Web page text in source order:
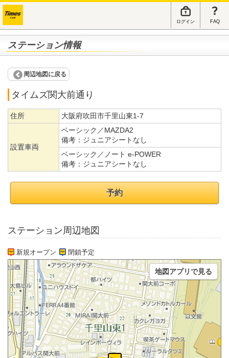
ログイン FAQ
ステーション情報
周辺地図に戻る
タイムズ関大前通り
住所 大阪府吹田市千里山東1-7
設置車両
ベーシック／MAZDA2
備考： ジュニアシートなし
ベーシック／ノート e-POWER
備考： ジュニアシートなし
予約
ステーション周辺地図
新規オープン 閉鎖予定
地図アプリで見る